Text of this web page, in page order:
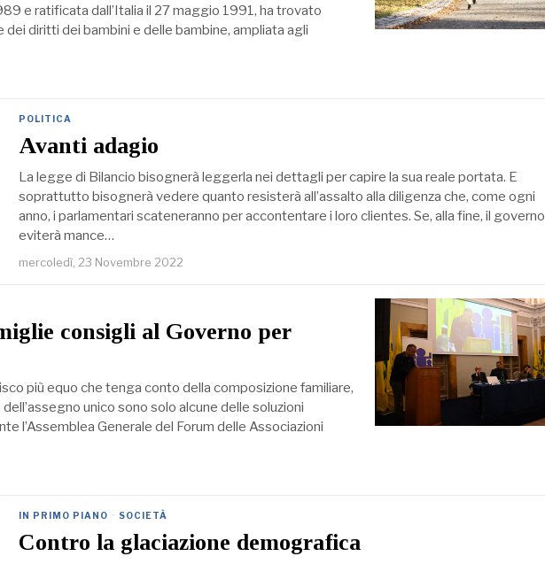
e ratificata dall’Italia il 27 maggio 1991, ha trovato
diritti dei bambini e delle bambine, ampliata agli
POLITICA
Avanti adagio
La legge di Bilancio bisognerà leggerla nei dettagli per capire la sua reale portata. E
soprattutto bisognerà vedere quanto resisterà all’assalto alla diligenza che, come ogni
anno, i parlamentari scateneranno per accontentare i loro clientes. Se, alla fine, il governo
eviterà mance…
mercoledì, 23 Novembre 2022
consigli al Governo per
più equo che tenga conto della composizione familiare,
dell’assegno unico sono solo alcune delle soluzioni
l’Assemblea Generale del Forum delle Associazioni
IN PRIMO PIANO · SOCIETÀ
Contro la glaciazione demografica